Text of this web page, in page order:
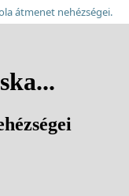
átmenet nehézségei.